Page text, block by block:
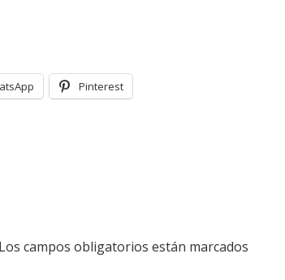
Pinterest
Los campos obligatorios están marcados